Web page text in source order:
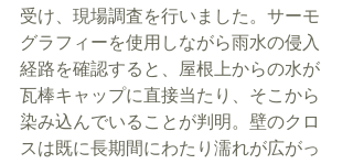
受け、現場調査を行いました。サーモ
グラフィーを使用しながら雨水の侵入
経路を確認すると、屋根上からの水が
瓦棒キャップに直接当たり、そこから
染み込んでいることが判明。壁のクロ
スは既に長期間にわたり濡れが広がっ